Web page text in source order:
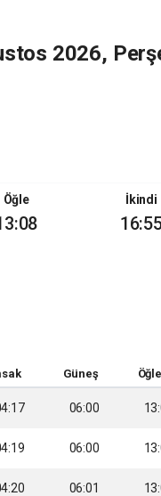
2026,
Öğle İkindi
Güneş Öğle
06:00
06:00
06:01